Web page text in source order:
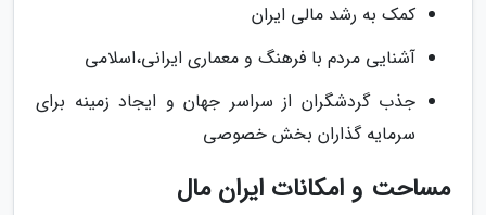
کمک به رشد مالی ایران
آشنایی مردم با فرهنگ و معماری ایرانی،اسلامی
جذب گردشگران از سراسر جهان و ایجاد زمینه برای
سرمایه گذاران بخش خصوصی
مساحت و امکانات ایران مال